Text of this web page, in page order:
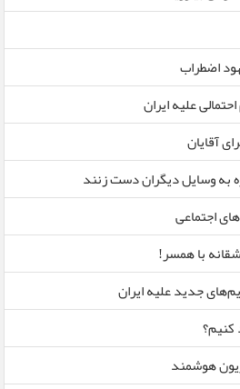
اضطراب
علیه ایران
آقایان
به وسایل دیگران دست زنند
با همسر!
جدید علیه ایران
کنیم؟
هوشمند